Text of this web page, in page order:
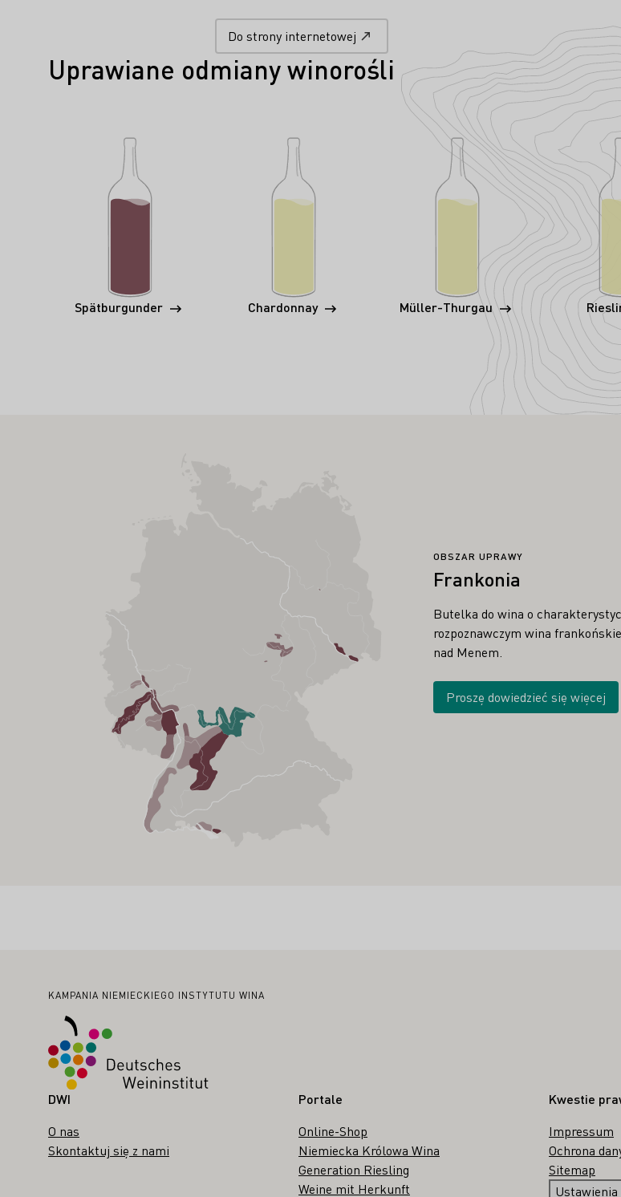
Do strony internetowej
Uprawiane odmiany winorośli
Spätburgunder Chardonnay Müller-Thurgau
OBSZAR UPRAWY
Frankonia
Butelka do wina o
rozpoznawczym wina
nad Menem.
Proszę dowiedzieć się więcej
StopkaKAMPANIA NIEMIECKIEGO INSTYTUTU WINA
DWI
O nas
Skontaktuj się z nami
Portale
Online-Shop
Niemiecka Królowa Wina
Generation Riesling
Weine mit Herkunft
Kwestie
Impressum
Ochrona
Sitemap